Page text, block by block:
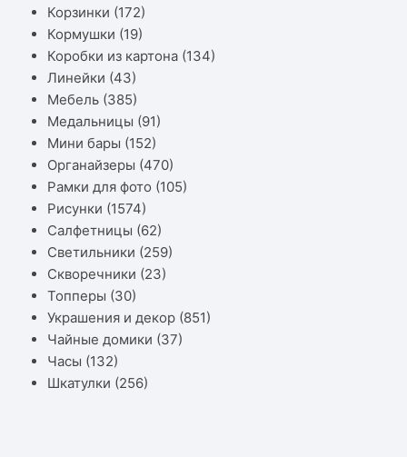
Корзинки (172)
Кормушки (19)
Коробки из картона (134)
Линейки (43)
Мебель (385)
Медальницы (91)
Мини бары (152)
Органайзеры (470)
Рамки для фото (105)
Рисунки (1574)
Салфетницы (62)
Светильники (259)
Скворечники (23)
Топперы (30)
Украшения и декор (851)
Чайные домики (37)
Часы (132)
Шкатулки (256)